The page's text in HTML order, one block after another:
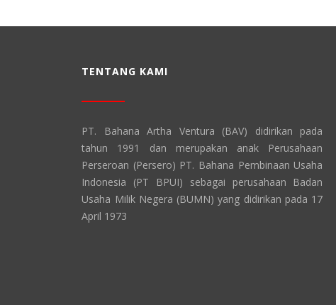
TENTANG KAMI
PT. Bahana Artha Ventura (BAV) didirikan pada
tahun 1991 dan merupakan anak Perusahaan
Perseroan (Persero) PT. Bahana Pembinaan Usaha
Indonesia (PT BPUI) sebagai perusahaan Badan
Usaha Milik Negera (BUMN) yang didirikan pada 17
April 1973